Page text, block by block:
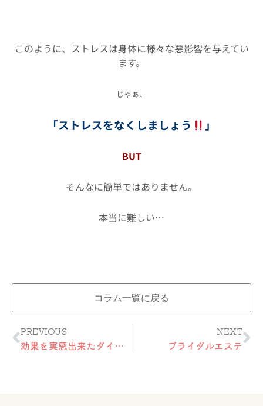
このように、ストレスは身体に様々な悪影響を与えてい
ます。
じゃぁ、
「ストレスをなくしましょう 」
BUT
そんなに簡単ではありません。
本当に難しい…
コラム一覧に戻る
Prev
PREVIOUS
効果を実感出来たダイエットエステ ★ Detoxification 70min
NEXT
ブライダルエステ